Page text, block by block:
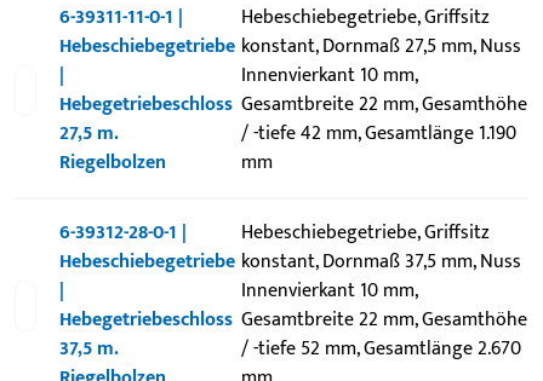
6-39311-11-0-1 |
Hebeschiebegetriebe
|
Hebegetriebeschloss
27,5 m.
Riegelbolzen
Hebeschiebegetriebe, Griffsitz
konstant, Dornmaß 27,5 mm, Nuss
Innenvierkant 10 mm,
Gesamtbreite 22 mm, Gesamthöhe
/ -tiefe 42 mm, Gesamtlänge 1.190
mm
6-39312-28-0-1 |
Hebeschiebegetriebe
|
Hebegetriebeschloss
37,5 m.
Hebeschiebegetriebe, Griffsitz
konstant, Dornmaß 37,5 mm, Nuss
Innenvierkant 10 mm,
Gesamtbreite 22 mm, Gesamthöhe
/ -tiefe 52 mm, Gesamtlänge 2.670